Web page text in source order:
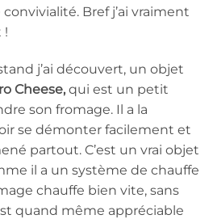
Bref j’ai vraiment
!
j’ai découvert, un objet
Cheese, qui est un petit
son fromage. Il a la
se démonter facilement et
partout. C’est un vrai objet
il a un système de chauffe
chauffe bien vite, sans
quand même appréciable